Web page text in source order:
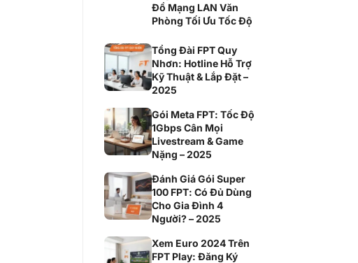
Đồ Mạng LAN Văn
Phòng Tối Ưu Tốc Độ
Tổng Đài FPT Quy
Nhơn: Hotline Hỗ Trợ
Kỹ Thuật & Lắp Đặt –
2025
Gói Meta FPT: Tốc Độ
1Gbps Cân Mọi
Livestream & Game
Nặng – 2025
Đánh Giá Gói Super
100 FPT: Có Đủ Dùng
Cho Gia Đình 4
Người? – 2025
Xem Euro 2024 Trên
FPT Play: Đăng Ký